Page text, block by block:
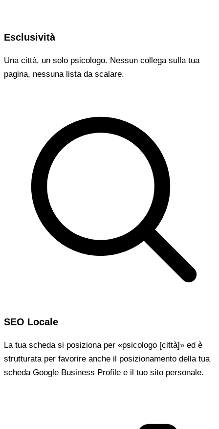
Esclusività
Una città, un solo psicologo. Nessun collega sulla tua
pagina, nessuna lista da scalare.
SEO Locale
La tua scheda si posiziona per «psicologo [città]» ed è
strutturata per favorire anche il posizionamento della tua
scheda Google Business Profile e il tuo sito personale.